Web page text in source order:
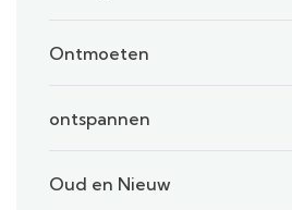
Ontmoeten
ontspannen
Oud en Nieuw